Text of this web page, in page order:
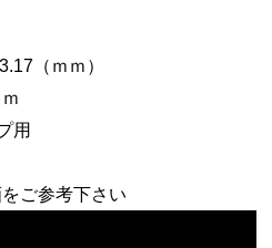
（ｍｍ）
用
ご参考下さい